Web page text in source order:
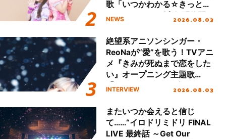
歌「いつかわかる☆きっとあ
える」TVサイズ先行配信開
NEWS 2026.08.03
絶望系アニソンシンガー・
ReoNaが“愛”を歌う！TVアニ
メ『きみが死ぬまで恋をした
い』オープニング主題歌
「Amore」インタビュー
INTERVIEW 2026.08.03
またいつか会えると信じ
て……“イロドリミドリ FINAL
LIVE 最終話 ～Get Our